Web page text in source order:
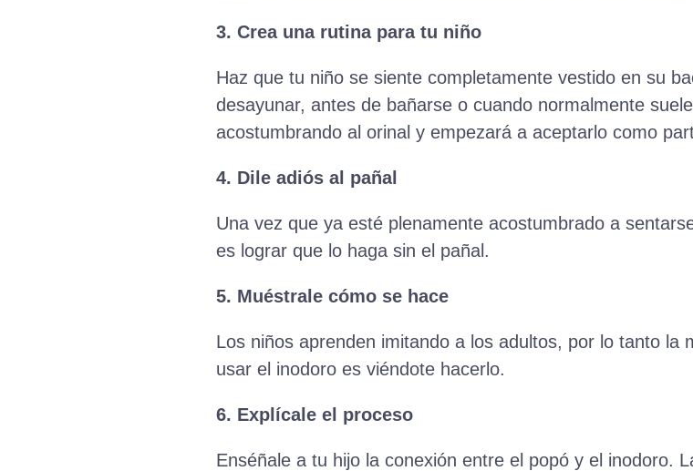
3. Crea una rutina para tu niño
Haz que tu niño se siente completamente vestido en su
desayunar, antes de bañarse o cuando normalmente
acostumbrando al orinal y empezará a aceptarlo como
4. Dile adiós al pañal
Una vez que ya esté plenamente acostumbrado a
es lograr que lo haga sin el pañal.
5. Muéstrale cómo se hace
Los niños aprenden imitando a los adultos, por lo tanto la
usar el inodoro es viéndote hacerlo.
6. Explícale el proceso
Enséñale a tu hijo la conexión entre el popó y el inodoro.